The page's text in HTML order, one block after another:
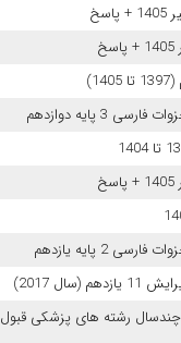
پایه دوازدهم
2 پایه یازدهم
2017)
چندسال رشته‌ های پزشکی قبول